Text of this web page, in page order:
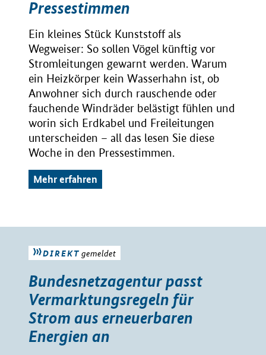
Pressestimmen
Ein kleines Stück Kunststoff als
Wegweiser: So sollen Vögel künftig vor
Stromleitungen gewarnt werden. Warum
ein Heizkörper kein Wasserhahn ist, ob
Anwohner sich durch rauschende oder
fauchende Windräder belästigt fühlen und
worin sich Erdkabel und Freileitungen
unterscheiden – all das lesen Sie diese
Woche in den Pressestimmen.
Mehr erfahren
DIREKT gemeldet
Bundesnetzagentur passt
Vermarktungsregeln für
Strom aus erneuerbaren
Energien an